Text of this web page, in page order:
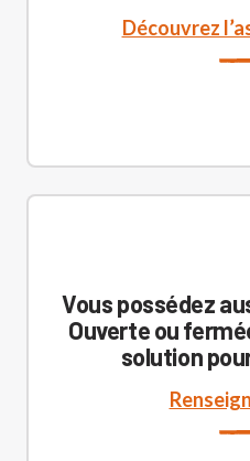
Découvrez
Vous possédez
Ouverte ou
solution